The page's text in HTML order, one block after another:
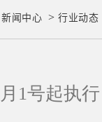
新闻中心 > 行业动态
1号起执行